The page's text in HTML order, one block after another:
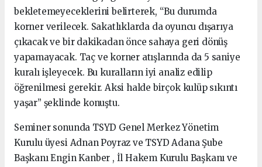
bekletemeyeceklerini belirterek, “Bu durumda
korner verilecek. Sakatlıklarda da oyuncu dışarıya
çıkacak ve bir dakikadan önce sahaya geri dönüş
yapamayacak. Taç ve korner atışlarında da 5 saniye
kuralı işleyecek. Bu kuralların iyi analiz edilip
öğrenilmesi gerekir. Aksi halde birçok kulüp sıkıntı
yaşar” şeklinde konuştu.
Seminer sonunda TSYD Genel Merkez Yönetim
Kurulu üyesi Adnan Poyraz ve TSYD Adana Şube
Başkanı Engin Kanber , İl Hakem Kurulu Başkanı ve